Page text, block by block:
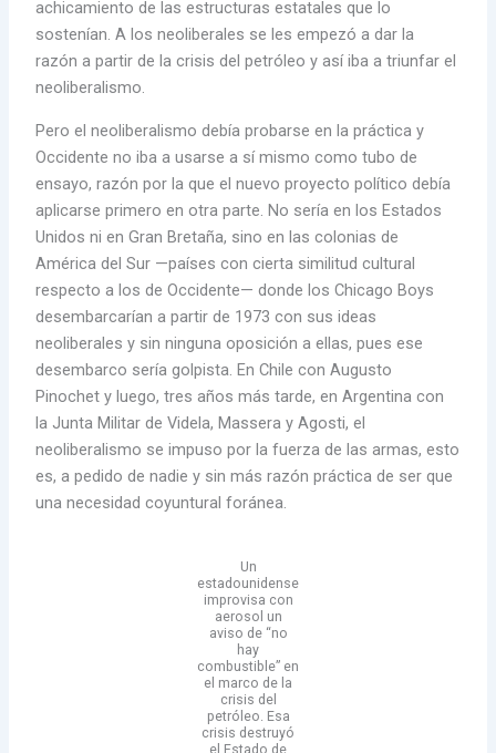
achicamiento de las estructuras estatales que lo
sostenían. A los neoliberales se les empezó a dar la
razón a partir de la crisis del petróleo y así iba a triunfar el
neoliberalismo.
Pero el neoliberalismo debía probarse en la práctica y
Occidente no iba a usarse a sí mismo como tubo de
ensayo, razón por la que el nuevo proyecto político debía
aplicarse primero en otra parte. No sería en los Estados
Unidos ni en Gran Bretaña, sino en las colonias de
América del Sur —países con cierta similitud cultural
respecto a los de Occidente— donde los Chicago Boys
desembarcarían a partir de 1973 con sus ideas
neoliberales y sin ninguna oposición a ellas, pues ese
desembarco sería golpista. En Chile con Augusto
Pinochet y luego, tres años más tarde, en Argentina con
la Junta Militar de Videla, Massera y Agosti, el
neoliberalismo se impuso por la fuerza de las armas, esto
es, a pedido de nadie y sin más razón práctica de ser que
una necesidad coyuntural foránea.
Un
estadounidense
improvisa con
aerosol un
aviso de “no
hay
combustible” en
el marco de la
crisis del
petróleo. Esa
crisis destruyó
el Estado de